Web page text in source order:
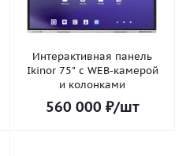
Интерактивная панель
Ikinor 75" с WEB-камерой
и колонками
560 000 ₽/шт